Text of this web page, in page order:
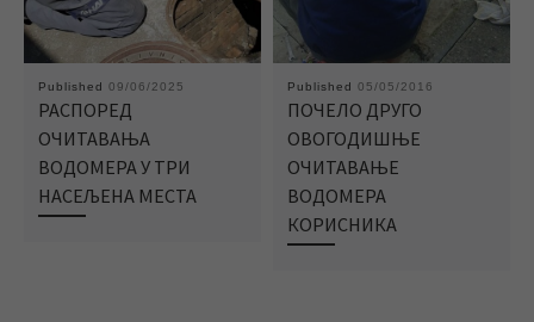
Published 09/06/2025
РАСПОРЕД
ОЧИТАВАЊА
ВОДОМЕРА У ТРИ
НАСЕЉЕНА МЕСТА
Published 05/05/2016
ПОЧЕЛО ДРУГО
ОВОГОДИШЊЕ
ОЧИТАВАЊЕ
ВОДОМЕРА
КОРИСНИКА